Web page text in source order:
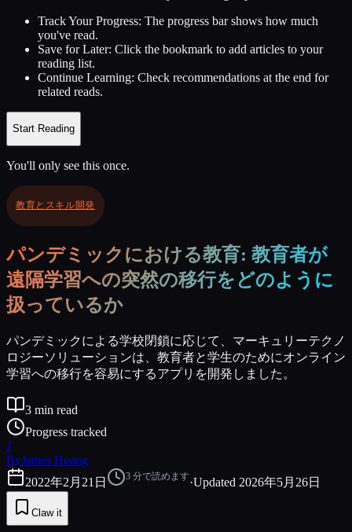
Track Your Progress: The progress bar shows how much
you've read.
Save for Later: Click the bookmark to add articles to your
reading list.
Continue Learning: Check recommendations at the end for
related reads.
Start Reading
You'll only see this once.
教育とスキル開発
パンデミックにおける教育: 教育者が
遠隔学習への突然の移行をどのように
扱っているか
パンデミックによる学校閉鎖に応じて、マーキュリーテクノ
ロジーソリューションは、教育者と学生のためにオンライン
学習への移行を容易にするアプリを開発しました。
3 min read
Progress tracked
J
ByJames Huang
2022年2月21日
3 分で読めます·Updated 2026年5月26日
Claw it